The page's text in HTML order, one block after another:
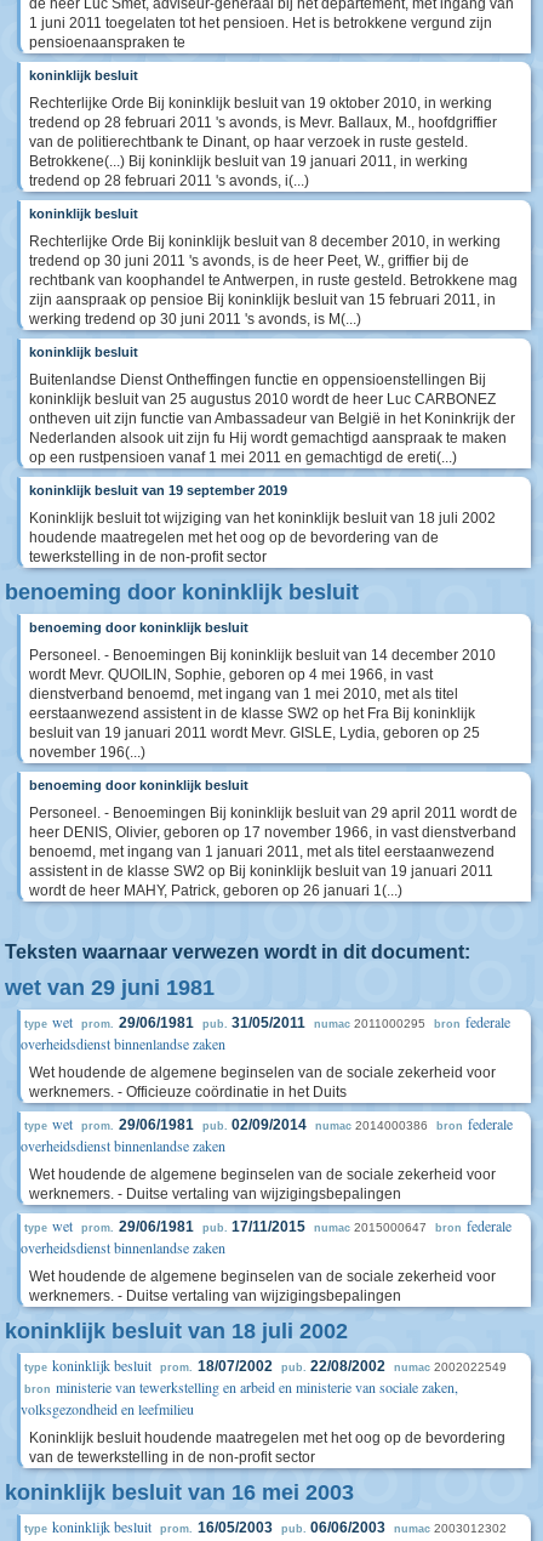
de heer Luc Smet, adviseur-generaal bij het departement, met ingang van
1 juni 2011 toegelaten tot het pensioen. Het is betrokkene vergund zijn
pensioenaanspraken te
koninklijk besluit
Rechterlijke Orde Bij koninklijk besluit van 19 oktober 2010, in werking
tredend op 28 februari 2011 's avonds, is Mevr. Ballaux, M., hoofdgriffier
van de politierechtbank te Dinant, op haar verzoek in ruste gesteld.
Betrokkene(...) Bij koninklijk besluit van 19 januari 2011, in werking
tredend op 28 februari 2011 's avonds, i(...)
koninklijk besluit
Rechterlijke Orde Bij koninklijk besluit van 8 december 2010, in werking
tredend op 30 juni 2011 's avonds, is de heer Peet, W., griffier bij de
rechtbank van koophandel te Antwerpen, in ruste gesteld. Betrokkene mag
zijn aanspraak op pensioe Bij koninklijk besluit van 15 februari 2011, in
werking tredend op 30 juni 2011 's avonds, is M(...)
koninklijk besluit
Buitenlandse Dienst Ontheffingen functie en oppensioenstellingen Bij
koninklijk besluit van 25 augustus 2010 wordt de heer Luc CARBONEZ
ontheven uit zijn functie van Ambassadeur van België in het Koninkrijk der
Nederlanden alsook uit zijn fu Hij wordt gemachtigd aanspraak te maken
op een rustpensioen vanaf 1 mei 2011 en gemachtigd de ereti(...)
koninklijk besluit van 19 september 2019
Koninklijk besluit tot wijziging van het koninklijk besluit van 18 juli 2002
houdende maatregelen met het oog op de bevordering van de
tewerkstelling in de non-profit sector
benoeming door koninklijk besluit
benoeming door koninklijk besluit
Personeel. - Benoemingen Bij koninklijk besluit van 14 december 2010
wordt Mevr. QUOILIN, Sophie, geboren op 4 mei 1966, in vast
dienstverband benoemd, met ingang van 1 mei 2010, met als titel
eerstaanwezend assistent in de klasse SW2 op het Fra Bij koninklijk
besluit van 19 januari 2011 wordt Mevr. GISLE, Lydia, geboren op 25
november 196(...)
benoeming door koninklijk besluit
Personeel. - Benoemingen Bij koninklijk besluit van 29 april 2011 wordt de
heer DENIS, Olivier, geboren op 17 november 1966, in vast dienstverband
benoemd, met ingang van 1 januari 2011, met als titel eerstaanwezend
assistent in de klasse SW2 op Bij koninklijk besluit van 19 januari 2011
wordt de heer MAHY, Patrick, geboren op 26 januari 1(...)
Teksten waarnaar verwezen wordt in dit document:
wet van 29 juni 1981
type wet prom. 29/06/1981 pub. 31/05/2011 numac 2011000295 bron federale
overheidsdienst binnenlandse zaken
Wet houdende de algemene beginselen van de sociale zekerheid voor
werknemers. - Officieuze coördinatie in het Duits
type wet prom. 29/06/1981 pub. 02/09/2014 numac 2014000386 bron federale
overheidsdienst binnenlandse zaken
Wet houdende de algemene beginselen van de sociale zekerheid voor
werknemers. - Duitse vertaling van wijzigingsbepalingen
type wet prom. 29/06/1981 pub. 17/11/2015 numac 2015000647 bron federale
overheidsdienst binnenlandse zaken
Wet houdende de algemene beginselen van de sociale zekerheid voor
werknemers. - Duitse vertaling van wijzigingsbepalingen
koninklijk besluit van 18 juli 2002
type koninklijk besluit prom. 18/07/2002 pub. 22/08/2002 numac 2002022549
bron ministerie van tewerkstelling en arbeid en ministerie van sociale zaken,
volksgezondheid en leefmilieu
Koninklijk besluit houdende maatregelen met het oog op de bevordering
van de tewerkstelling in de non-profit sector
koninklijk besluit van 16 mei 2003
type koninklijk besluit prom. 16/05/2003 pub. 06/06/2003 numac 2003012302